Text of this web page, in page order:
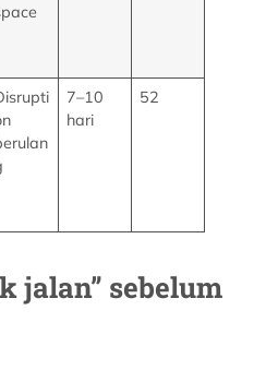
7–10
hari
52
jalan” sebelum